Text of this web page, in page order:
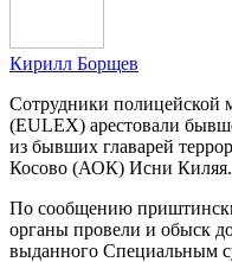
Кирилл Борщев
Сотрудники полицейской
(EULEX) арестовали
из бывших главарей
Косово (АОК) Исни Киляя.
По сообщению
органы провели и обыск
выданного Специальным